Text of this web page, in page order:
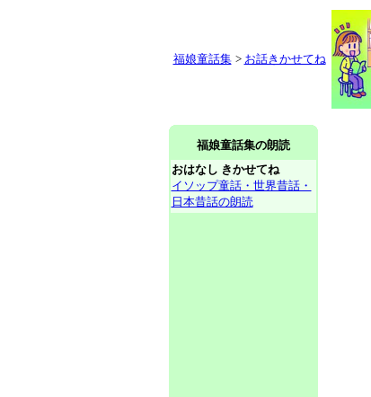
福娘童話集 > お話きかせてね
福娘童話集の朗読
おはなし きかせてね
イソップ童話・世界昔話・
日本昔話の朗読